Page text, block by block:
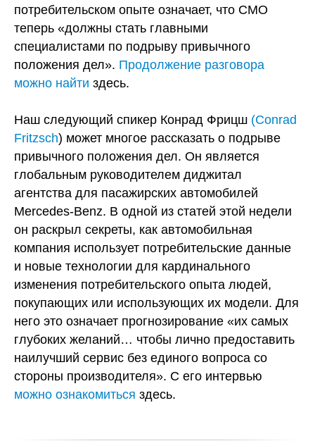
потребительском опыте означает, что CMO
теперь «должны стать главными
специалистами по подрыву привычного
положения дел». Продолжение разговора
можно найти здесь.
Наш следующий спикер Конрад Фрицш (Conrad
Fritzsch) может многое рассказать о подрыве
привычного положения дел. Он является
глобальным руководителем диджитал
агентства для пасажирских автомобилей
Mercedes-Benz. В одной из статей этой недели
он раскрыл секреты, как автомобильная
компания использует потребительские данные
и новые технологии для кардинального
изменения потребительского опыта людей,
покупающих или использующих их модели. Для
него это означает прогнозирование «их самых
глубоких желаний… чтобы лично предоставить
наилучший сервис без единого вопроса со
стороны производителя». С его интервью
можно ознакомиться здесь.